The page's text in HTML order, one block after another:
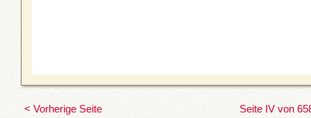
< Vorherige Seite Seite IV von